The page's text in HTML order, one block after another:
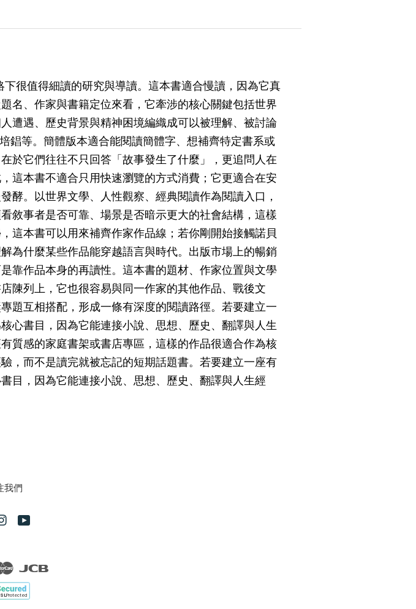
很值得細讀的研究與導讀。這本書適合慢讀，因為它真
名、作家與書籍定位來看，它牽涉的核心關鍵包括世界
遭遇、歷史背景與精神困境編織成可以被理解、被討論
錩等。簡體版本適合能閱讀簡體字、想補齊特定書系或
於它們往往不只回答「故事發生了什麼」，更追問人在
這本書不適合只用快速瀏覽的方式消費；它更適合在安
酵。以世界文學、人性觀察、經典閱讀作為閱讀入口，
敘事者是否可靠、場景是否暗示更大的社會結構，這樣
這本書可以用來補齊作家作品線；若你剛開始接觸諾貝
為什麼某些作品能穿越語言與時代。出版市場上的暢銷
靠作品本身的再讀性。這本書的題材、作家位置與文學
陳列上，它也很容易與同一作家的其他作品、戰後文
題互相搭配，形成一條有深度的閱讀路徑。若要建立一
心書目，因為它能連接小說、思想、歷史、翻譯與人生
質感的家庭書架或書店專區，這樣的作品很適合作為核
，而不是讀完就被忘記的短期話題書。若要建立一座有
目，因為它能連接小說、思想、歷史、翻譯與人生經
我們
Instagram
Master